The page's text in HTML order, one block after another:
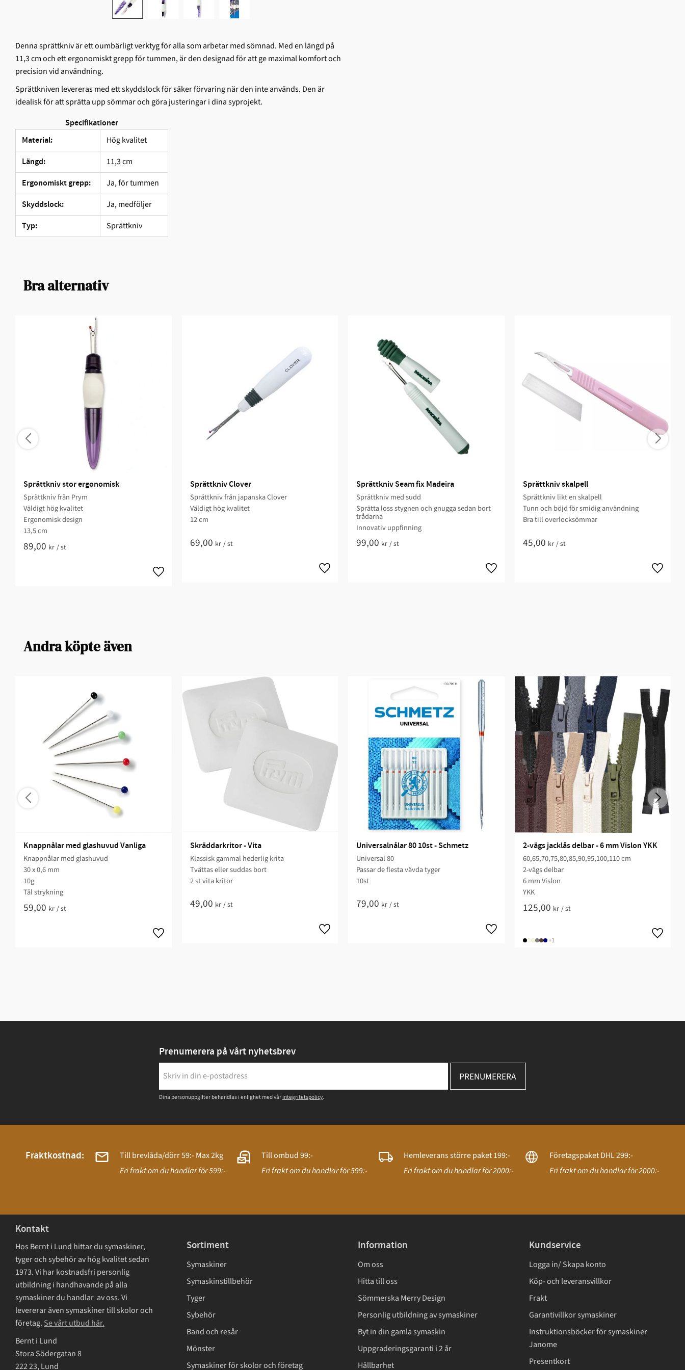
Denna sprättkniv är ett oumbärligt verktyg för alla som arbetar med sömnad. Med en längd på
11,3 cm och ett ergonomiskt grepp för tummen, är den designad för att ge maximal komfort och
precision vid användning.
Sprättkniven levereras med ett skyddslock för säker förvaring när den inte används. Den är
idealisk för att sprätta upp sömmar och göra justeringar i dina syprojekt.
Specifikationer
Material:
Hög kvalitet
Längd: 11,3 cm
Ergonomiskt grepp: Ja, för tummen
Skyddslock: Ja, medföljer
Typ: Sprättkniv
Bra alternativ
Sprättkniv stor ergonomisk
Sprättkniv från Prym
Väldigt hög kvalitet
Ergonomisk design
13,5 cm
89,00 kr /st
Sprättkniv Clover
Sprättkniv från japanska Clover
Väldigt hög kvalitet
12 cm
69,00 kr /st
Sprättkniv Seam fix Madeira
Sprättkniv med sudd
Sprätta loss stygnen och gnugga sedan bort
trådarna
Innovativ uppfinning
99,00 kr /st
Sprättkniv skalpell
Sprättkniv likt en skalpell
Tunn och böjd för smidig användning
Bra till overlocksömmar
45,00 kr /st
Andra köpte även
Knappnålar med glashuvud Vanliga
Knappnålar med glashuvud
30 x 0,6 mm
10g
Tål strykning
59,00 kr /st
Skräddarkritor - Vita
Klassisk gammal hederlig krita
Tvättas eller suddas bort
2 st vita kritor
49,00 kr /st
Universalnålar 80 10st - Schmetz
Universal 80
Passar de flesta vävda tyger
10st
79,00 kr /st
2-vägs jacklås delbar - 6 mm Vislon YKK
60,65,70,75,80,85,90,95,100,110 cm
2-vägs delbar
6 mm Vislon
YKK
125,00 kr /st
+1
Prenumerera på vårt nyhetsbrev
PRENUMERERA
Dina personuppgifter behandlas i enlighet med vår integritetspolicy.
Fraktkostnad:
Till brevlåda/dörr 59:- Max 2kg
Fri frakt om du handlar för 599:-
Till ombud 99:-
Fri frakt om du handlar för 599:-
Hemleverans större paket 199:-
Fri frakt om du handlar för 2000:-
Företagspaket DHL 299:-
Fri frakt om du handlar för 2000:-
Kontakt
Hos Bernt i Lund hittar du symaskiner,
tyger och sybehör av hög kvalitet sedan
1973. Vi har kostnadsfri personlig
utbildning i handhavande på alla
symaskiner du handlar av oss. Vi
levererar även symaskiner till skolor och
företag. Se vårt utbud här.
Bernt i Lund
Stora Södergatan 8
222 23, Lund
Sortiment
Symaskiner
Symaskinstillbehör
Tyger
Sybehör
Band och resår
Mönster
Symaskiner för skolor och företag
Information
Om oss
Hitta till oss
Sömmerska Merry Design
Personlig utbildning av symaskiner
Byt in din gamla symaskin
Uppgraderingsgaranti i 2 år
Hållbarhet
Kundservice
Logga in/ Skapa konto
Köp- och leveransvillkor
Frakt
Garantivillkor symaskiner
Instruktionsböcker för symaskiner
Janome
Presentkort